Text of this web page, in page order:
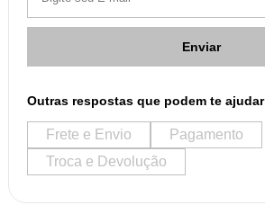
Enviar
Outras respostas que podem te ajudar
Frete e Envio
Pagamento
Troca e Devolução